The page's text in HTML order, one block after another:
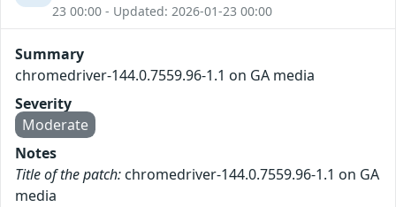
23 00:00 - Updated: 2026-01-23 00:00
Summary
chromedriver-144.0.7559.96-1.1 on GA media
Severity
Moderate
Notes
Title of the patch: chromedriver-144.0.7559.96-1.1 on GA
media